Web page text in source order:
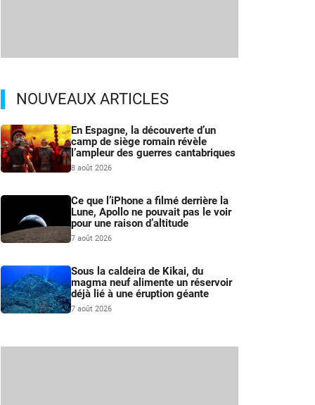
NOUVEAUX ARTICLES
En Espagne, la découverte d’un
camp de siège romain révèle
l’ampleur des guerres cantabriques
8 août 2026
Ce que l’iPhone a filmé derrière la
Lune, Apollo ne pouvait pas le voir
pour une raison d’altitude
7 août 2026
Sous la caldeira de Kikai, du
magma neuf alimente un réservoir
déjà lié à une éruption géante
7 août 2026